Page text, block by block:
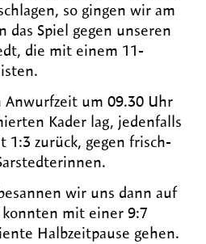
so gingen wir am
das Spiel gegen unseren
die mit einem 11-
Anwurfzeit um 09.30 Uhr
Kader lag, jedenfalls
1:3 zurück, gegen frisch-
wir uns dann auf
mit einer 9:7
Halbzeitpause gehen.